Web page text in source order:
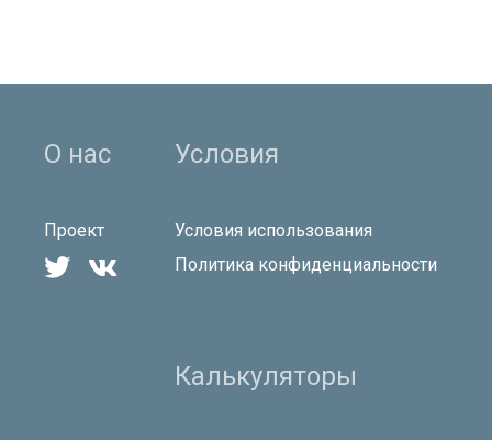
О нас
Проект
 
Условия
Условия использования
Политика конфиденциальности
Калькуляторы